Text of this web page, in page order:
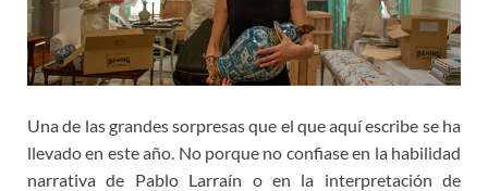
Una de las grandes sorpresas que el que aquí escribe se ha
llevado en este año. No porque no confiase en la habilidad
narrativa de Pablo Larraín o en la interpretación de